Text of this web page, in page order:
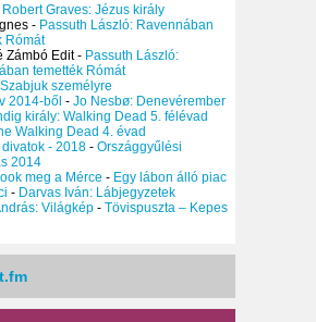
Robert Graves: Jézus király
- Passuth László: Ravennában
Rómát
Zámbó Edit- Passuth László:
temették Rómát
Szabjuk személyre
2014-ből - Jo Nesbø: Denevérember
király: Walking Dead 5. félévad
Walking Dead 4. évad
- 2018 - Országgyűlési
2014
meg a Mérce - Egy lábon álló piac
- Darvas Iván: Lábjegyzetek
Világkép - Tövispuszta – Kepes